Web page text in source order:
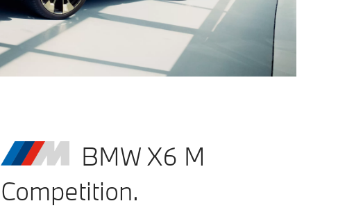
BMW X6 M
Competition.